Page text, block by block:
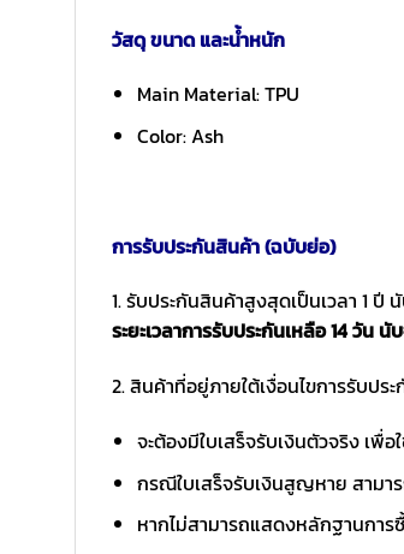
วัสดุ ขนาด และน้ำหนัก
Main Material: TPU
Color: Ash
การรับประกันสินค้า (ฉบับย่อ)
1. รับประกันสินค้าสูงสุดเป็นเวลา 1 ปี
ระยะเวลาการรับประกันเหลือ 14 วัน นั
2. สินค้าที่อยู่ภายใต้เงื่อนไขการรับป
จะต้องมีใบเสร็จรับเงินตัวจริง เพื่
กรณีใบเสร็จรับเงินสูญหาย สามา
หากไม่สามารถแสดงหลักฐานการ